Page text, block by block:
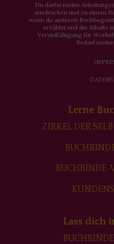
Du darfst meine
ausdrucken und zu einem
wenn du anderen
erzählst und die Inhalte
Vervielfältigung für
Bedarf
Lerne
ZIRKEL DER
BUCHBINDE-
Lass dich